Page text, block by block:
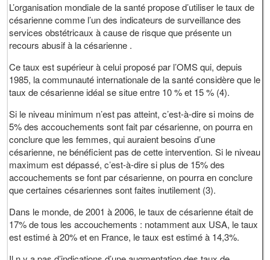
L’organisation mondiale de la santé propose d’utiliser le taux de
césarienne comme l’un des indicateurs de surveillance des
services obstétricaux à cause de risque que présente un
recours abusif à la césarienne .
Ce taux est supérieur à celui proposé par l’OMS qui, depuis
1985, la communauté internationale de la santé considère que le
taux de césarienne idéal se situe entre 10 % et 15 % (4).
Si le niveau minimum n’est pas atteint, c’est-à-dire si moins de
5% des accouchements sont fait par césarienne, on pourra en
conclure que les femmes, qui auraient besoins d’une
césarienne, ne bénéficient pas de cette intervention. Si le niveau
maximum est dépassé, c’est-à-dire si plus de 15% des
accouchements se font par césarienne, on pourra en conclure
que certaines césariennes sont faites inutilement (3).
Dans le monde, de 2001 à 2006, le taux de césarienne était de
17% de tous les accouchements : notamment aux USA, le taux
est estimé à 20% et en France, le taux est estimé à 14,3%.